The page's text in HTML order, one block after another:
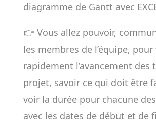
diagramme de Gantt avec
👉 Vous allez pouvoir,
les membres de l’équipe,
rapidement l’avancement des
projet, savoir ce qui doit être
voir la durée pour chacune
avec les dates de début et de